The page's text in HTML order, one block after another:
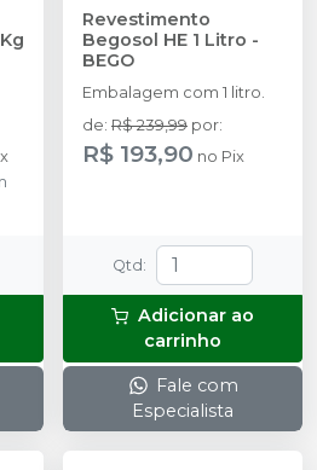
Revestimento
Begosol HE 1 Litro -
BEGO
Embalagem com 1 litro.
de: R$ 239,99 por:
R$ 193,90 no Pix
Qtd :
Adicionar ao
carrinho
Fale com
Especialista